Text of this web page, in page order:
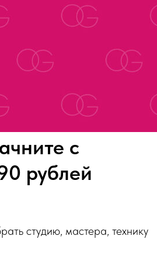
с
рублей
студию, мастера, технику